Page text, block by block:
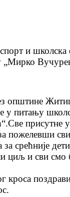
и школска
„Мирко
општине
у питању
присутне
пожелевши
срећније
циљ и сви смо